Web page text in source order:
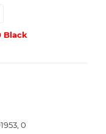
Black
0